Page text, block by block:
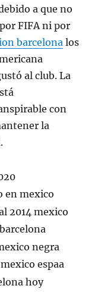
a que no
FIFA ni por
barcelona los
al club. La
con
la